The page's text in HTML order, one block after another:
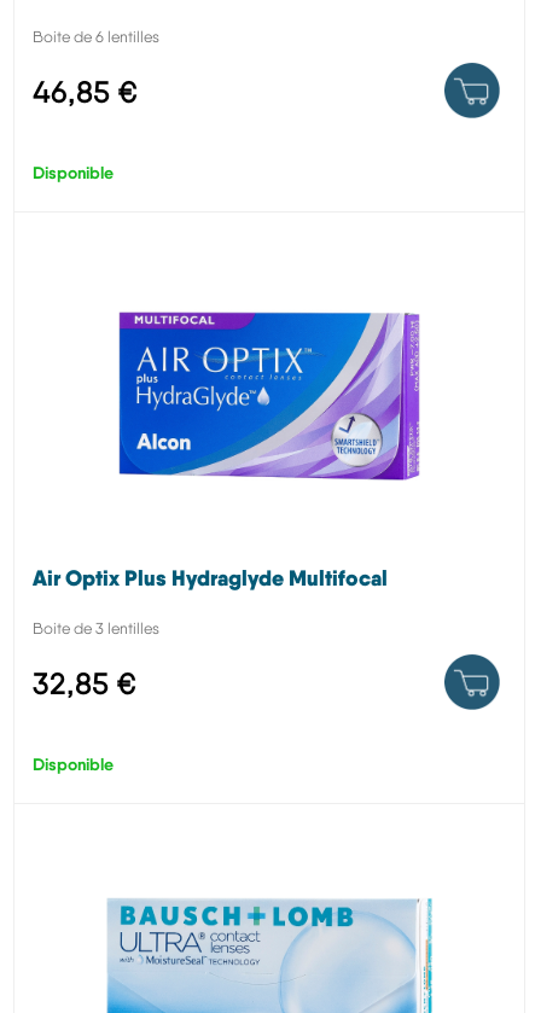
Boite de 6 lentilles
46,85 €
Disponible
Air Optix Plus Hydraglyde Multifocal
Boite de 3 lentilles
32,85 €
Disponible